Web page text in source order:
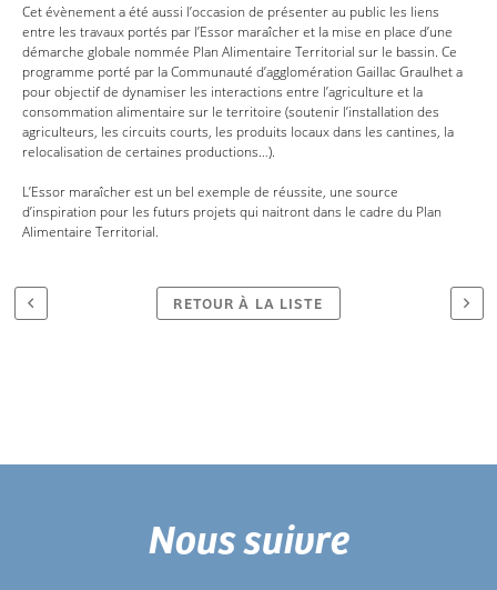
Cet évènement a été aussi l’occasion de présenter au public les liens
entre les travaux portés par l’Essor maraîcher et la mise en place d’une
démarche globale nommée Plan Alimentaire Territorial sur le bassin. Ce
programme porté par la Communauté d’agglomération Gaillac Graulhet a
pour objectif de dynamiser les interactions entre l’agriculture et la
consommation alimentaire sur le territoire (soutenir l’installation des
agriculteurs, les circuits courts, les produits locaux dans les cantines, la
relocalisation de certaines productions…).
L’Essor maraîcher est un bel exemple de réussite, une source
d’inspiration pour les futurs projets qui naitront dans le cadre du Plan
Alimentaire Territorial.
RETOUR À LA LISTE
Nous suivre